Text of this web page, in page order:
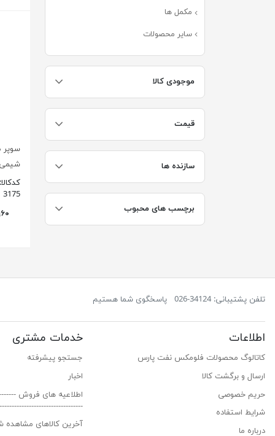
مکمل ها
سایر محصولات
موجودی کالا
قیمت
سازنده ها
برچسب های محبوب
کدکالا:
3175
تلفن پشتیبانی: 34124-026 پاسخگوی شما هستیم
اطلاعات
کاتالوگ محصولات فلومکس نفت پارس
ارسال و برگشت کالا
حریم خصوصی
شرایط استفاده
درباره ما
خدمات مشتری
جستجو پیشرفته
اخبار
اطلاعیه های فروش
آخرین کالاهای مشاهده